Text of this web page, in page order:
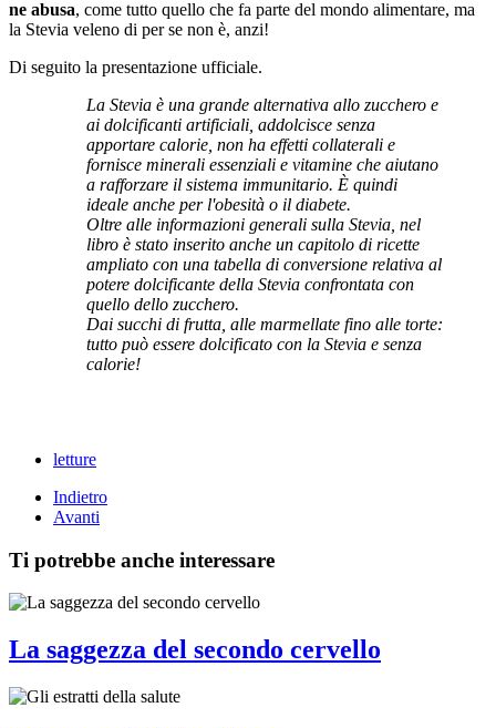
ne abusa, come tutto quello che fa parte del mondo alimentare, ma
la Stevia veleno di per se non è, anzi!
Di seguito la presentazione ufficiale.
La Stevia è una grande alternativa allo zucchero e
ai dolcificanti artificiali, addolcisce senza
apportare calorie, non ha effetti collaterali e
fornisce minerali essenziali e vitamine che aiutano
a rafforzare il sistema immunitario. È quindi
ideale anche per l'obesità o il diabete.
Oltre alle informazioni generali sulla Stevia, nel
libro è stato inserito anche un capitolo di ricette
ampliato con una tabella di conversione relativa al
potere dolcificante della Stevia confrontata con
quello dello zucchero.
Dai succhi di frutta, alle marmellate fino alle torte:
tutto può essere dolcificato con la Stevia e senza
calorie!
letture
Indietro
Avanti
Ti potrebbe anche interessare
La saggezza del secondo cervello